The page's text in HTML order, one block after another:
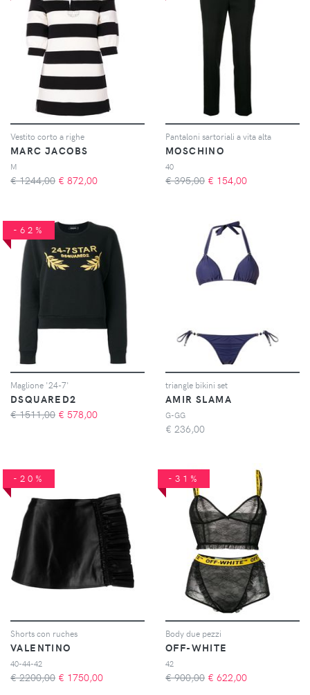
Vestito corto a righe
MARC JACOBS
M
€ 1244,00 € 872,00
Pantaloni sartoriali a vita alta
MOSCHINO
40
€ 395,00 € 154,00
-62%
Maglione '24-7'
DSQUARED2
€ 1511,00 € 578,00
triangle bikini set
AMIR SLAMA
G-GG
€ 236,00
-20%
Shorts con ruches
VALENTINO
40-44-42
€ 2200,00 € 1750,00
-31%
Body due pezzi
OFF-WHITE
42
€ 900,00 € 622,00